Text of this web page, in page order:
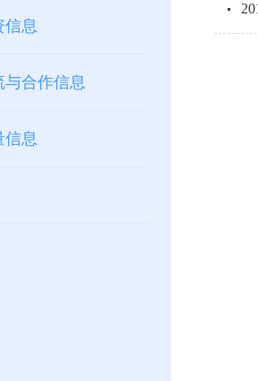
信息
与合作信息
信息